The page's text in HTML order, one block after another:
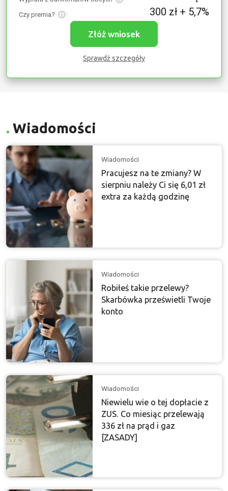
Czy premia? 300 zł + 5,7%
Złóż wniosek
Sprawdź szczegóły
Wiadomości
Wiadomości
Pracujesz na te zmiany? W
sierpniu należy Ci się 6,01 zł
extra za każdą godzinę
Wiadomości
Robiłeś takie przelewy?
Skarbówka prześwietli Twoje
konto
Wiadomości
Niewielu wie o tej dopłacie z
ZUS. Co miesiąc przelewają
336 zł na prąd i gaz
[ZASADY]